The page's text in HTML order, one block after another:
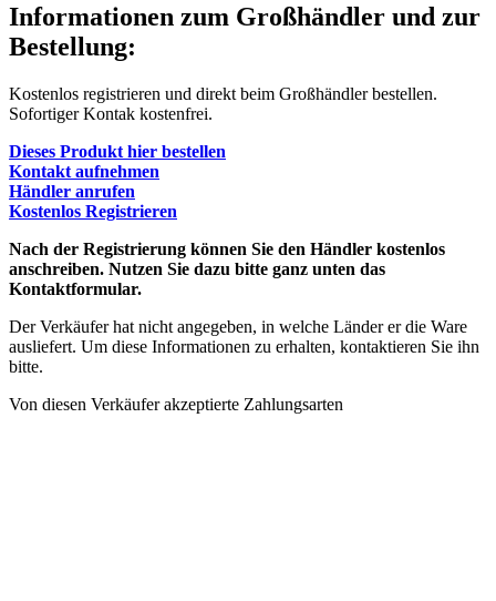
Informationen zum Großhändler und zur
Bestellung:
Kostenlos registrieren und direkt beim Großhändler bestellen.
Sofortiger Kontak kostenfrei.
Dieses Produkt hier bestellen
Kontakt aufnehmen
Händler anrufen
Kostenlos Registrieren
Nach der Registrierung können Sie den Händler kostenlos
anschreiben. Nutzen Sie dazu bitte ganz unten das
Kontaktformular.
Der Verkäufer hat nicht angegeben, in welche Länder er die Ware
ausliefert. Um diese Informationen zu erhalten, kontaktieren Sie ihn
bitte.
Von diesen Verkäufer akzeptierte Zahlungsarten